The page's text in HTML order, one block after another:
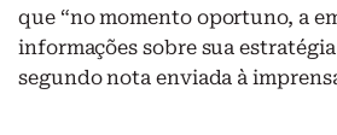
que “no momento oportuno, a
informações sobre sua
segundo nota enviada à